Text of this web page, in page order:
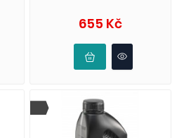
655 KčCena